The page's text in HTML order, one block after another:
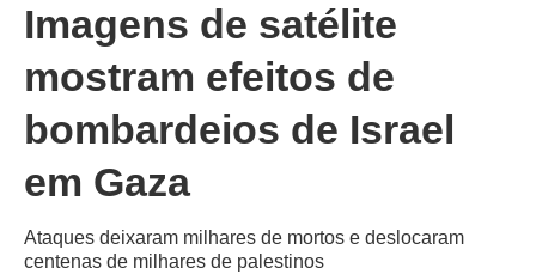
Imagens de satélite
mostram efeitos de
bombardeios de Israel
em Gaza
Ataques deixaram milhares de mortos e deslocaram
centenas de milhares de palestinos